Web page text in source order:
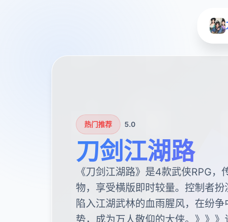
热门推荐 5.0
刀剑江湖路
《刀剑江湖路》是4款武侠RPG
物，享受横版即时较量。控制者扮
陷入江湖武林的血雨腥风，在纷
势，成为万人敬仰的大侠。》》